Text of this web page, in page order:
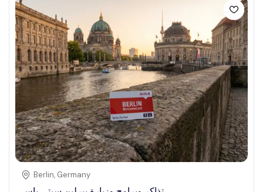
Berlin, Germany